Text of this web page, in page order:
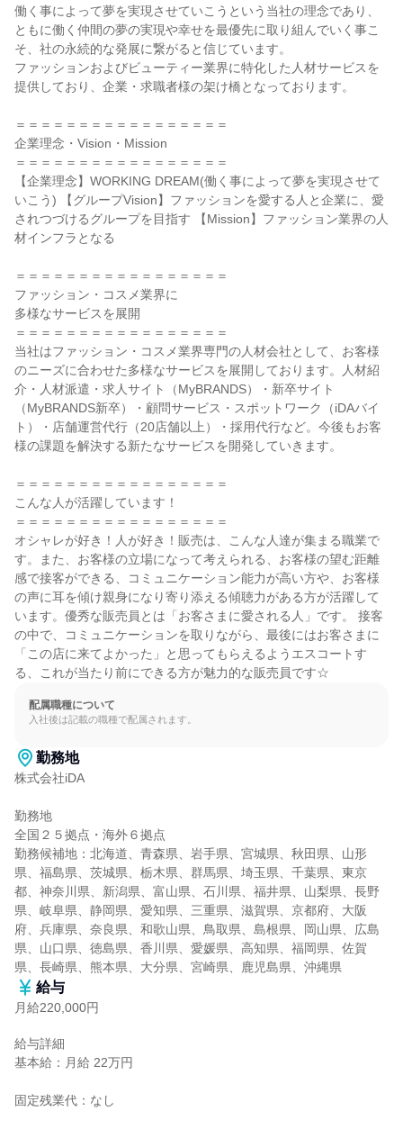
働く事によって夢を実現させていこうという当社の理念であり、
ともに働く仲間の夢の実現や幸せを最優先に取り組んでいく事こ
そ、社の永続的な発展に繋がると信じています。
ファッションおよびビューティー業界に特化した人材サービスを
提供しており、企業・求職者様の架け橋となっております。
＝＝＝＝＝＝＝＝＝＝＝＝＝＝＝＝＝
企業理念・Vision・Mission
＝＝＝＝＝＝＝＝＝＝＝＝＝＝＝＝＝
【企業理念】WORKING DREAM(働く事によって夢を実現させて
いこう) 【グループVision】ファッションを愛する人と企業に、愛
されつづけるグループを目指す 【Mission】ファッション業界の人
材インフラとなる
＝＝＝＝＝＝＝＝＝＝＝＝＝＝＝＝＝
ファッション・コスメ業界に
多様なサービスを展開
＝＝＝＝＝＝＝＝＝＝＝＝＝＝＝＝＝
当社はファッション・コスメ業界専門の人材会社として、お客様
のニーズに合わせた多様なサービスを展開しております。人材紹
介・人材派遣・求人サイト（MyBRANDS）・新卒サイト
（MyBRANDS新卒）・顧問サービス・スポットワーク（iDAバイ
ト）・店舗運営代行（20店舗以上）・採用代行など。今後もお客
様の課題を解決する新たなサービスを開発していきます。
＝＝＝＝＝＝＝＝＝＝＝＝＝＝＝＝＝
こんな人が活躍しています！
＝＝＝＝＝＝＝＝＝＝＝＝＝＝＝＝＝
オシャレが好き！人が好き！販売は、こんな人達が集まる職業で
す。また、お客様の立場になって考えられる、お客様の望む距離
感で接客ができる、コミュニケーション能力が高い方や、お客様
の声に耳を傾け親身になり寄り添える傾聴力がある方が活躍して
います。優秀な販売員とは「お客さまに愛される人」です。 接客
の中で、コミュニケーションを取りながら、最後にはお客さまに
「この店に来てよかった」と思ってもらえるようエスコートす
る、これが当たり前にできる方が魅力的な販売員です☆
配属職種について
入社後は記載の職種で配属されます。
勤務地
株式会社iDA
勤務地
全国２５拠点・海外６拠点
勤務候補地：北海道、青森県、岩手県、宮城県、秋田県、山形
県、福島県、茨城県、栃木県、群馬県、埼玉県、千葉県、東京
都、神奈川県、新潟県、富山県、石川県、福井県、山梨県、長野
県、岐阜県、静岡県、愛知県、三重県、滋賀県、京都府、大阪
府、兵庫県、奈良県、和歌山県、鳥取県、島根県、岡山県、広島
県、山口県、徳島県、香川県、愛媛県、高知県、福岡県、佐賀
県、長崎県、熊本県、大分県、宮崎県、鹿児島県、沖縄県
給与
月給220,000円
給与詳細
基本給：月給 22万円
固定残業代：なし